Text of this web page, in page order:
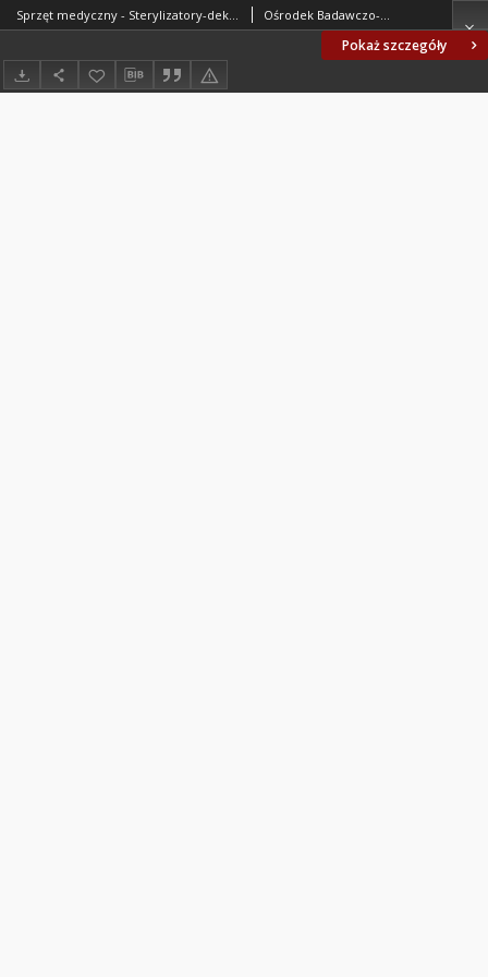
Pokaż szczegóły
Sprzęt medyczny - Sterylizatory-dekoktery do narzędzi medycznych - Ogólne wymagania i badania BN-73/5956-01 Ośrodek Badawczo-Rozwojowy Techniki Medycznej ORMED. Oprac.